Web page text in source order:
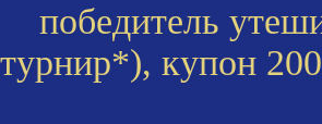
победитель
турнир*), купон